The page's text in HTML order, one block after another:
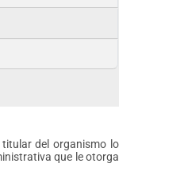
titular del organismo lo
que le otorga